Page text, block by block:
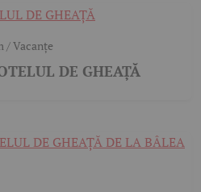
/ Vacanțe
DE GHEAŢĂ